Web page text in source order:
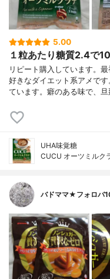
5.00
１粒あたり糖質2.4で10
リピート購入しています。
好きなダイエット系アメで
ています。癖のある味で、
UHA味覚糖
CUCU オーツミルク
バドママ★フォロバ